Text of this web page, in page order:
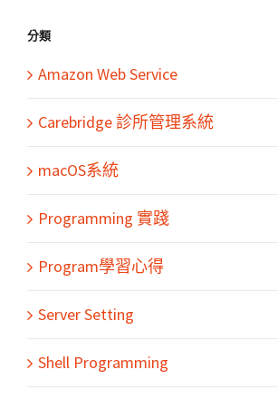
分類
Amazon Web Service
Carebridge 診所管理系統
macOS系統
Programming 實踐
Program學習心得
Server Setting
Shell Programming